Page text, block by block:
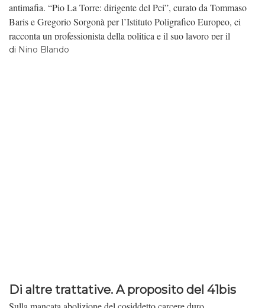
antimafia. “Pio La Torre: dirigente del Pci”, curato da Tommaso
Baris e Gregorio Sorgonà per l’Istituto Poligrafico Europeo, ci
racconta un professionista della politica e il suo lavoro per il
partito.
di Nino Blando
Di altre trattative. A proposito del 41bis